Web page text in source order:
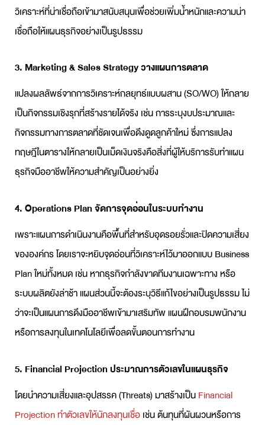
วิเคราะห์ที่น่าเชื่อถือเข้ามาสนับสนุนเพื่อช่วยเพิ่มน้ำหนักและความน่า
เชื่อถือให้แผนธุรกิจอย่างเป็นรูปธรรม
3. Marketing & Sales Strategy วางแผนการตลาด
แปลงผลลัพธ์จากการวิเคราะห์กลยุทธ์แบบผสาน (SO/WO) ให้กลาย
เป็นกิจกรรมเชิงรุกที่สร้างรายได้จริง เช่น การระบุงบประมาณและ
กิจกรรมทางการตลาดที่ชัดเจนเพื่อดึงดูดลูกค้าใหม่ ซึ่งการแปลง
ทฤษฎีในตารางให้กลายเป็นเม็ดเงินจริงคือสิ่งที่ผู้ให้บริการรับทำแผน
ธุรกิจมืออาชีพให้ความสำคัญเป็นอย่างยิ่ง
4. Operations Plan จัดการจุดอ่อนในระบบทำงาน
เพราะแผนการดำเนินงานคือพื้นที่สำหรับอุดรอยรั่วและปิดความเสี่ยง
ขององค์กร โดยเราจะหยิบจุดอ่อนที่วิเคราะห์ไว้มาออกแบบBusiness
Planใหม่ทั้งหมด เช่น หากธุรกิจกำลังขาดทีมงานเฉพาะทาง หรือ
ระบบผลิตยังล่าช้า แผนส่วนนี้จะต้องระบุวิธีแก้ไขอย่างเป็นรูปธรรม ไม่
ว่าจะเป็นแผนการดึงมืออาชีพเข้ามาเสริมทัพ แผนฝึกอบรมพนักงาน
หรือการลงทุนในเทคโนโลยีเพื่อลดขั้นตอนการทำงาน
5. Financial Projection ประมาณการตัวเลขในแผนธุรกิจ
โดยนำความเสี่ยงและอุปสรรค (Threats) มาสร้างเป็นFinancial
Projection ทำตัวเลขให้นักลงทุนเชื่อเช่น ต้นทุนที่ผันผวนหรือการ